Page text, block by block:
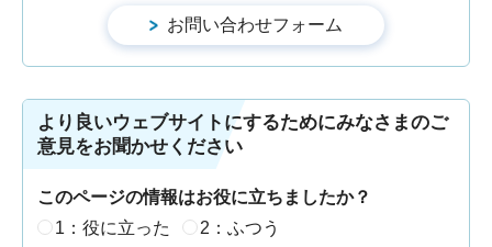
より良いウェブサイトにするためにみなさまのご
意見をお聞かせください
このページの情報はお役に立ちましたか？
1：役に立った
2：ふつう